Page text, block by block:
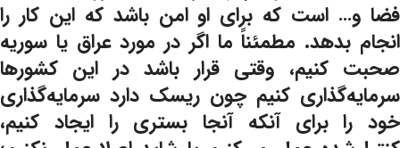
فضا و… است که برای او امن باشد که این کار را
انجام بدهد. مطمئناً ما اگر در مورد عراق یا سوریه
صحبت کنیم، وقتی قرار باشد در این کشورها
سرمایه‌گذاری کنیم چون ریسک دارد سرمایه‌گذاری
خود را برای آنکه آنجا بستری را ایجاد کنیم،